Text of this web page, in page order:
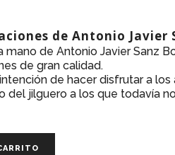
de Antonio Javier
mano de Antonio Javier Sanz
de gran calidad.
de hacer disfrutar a los
del jilguero a los que todavía